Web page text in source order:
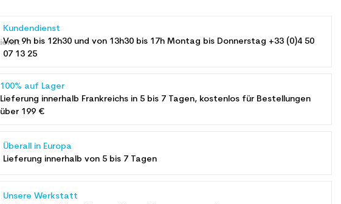
Kundendienst
Von 9h bis 12h30 und von 13h30 bis 17h Montag bis Donnerstag +33 (0)4 50
07 13 25
100% auf Lager
Lieferung innerhalb Frankreichs in 5 bis 7 Tagen, kostenlos für Bestellungen
über 199 €
Überall in Europa
Lieferung innerhalb von 5 bis 7 Tagen
Unsere Werkstatt